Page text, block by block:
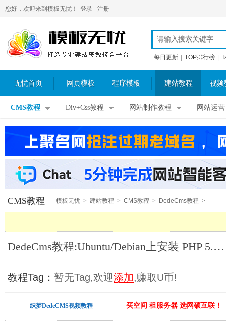
您好，欢迎来到模板无忧！ 登录 注册
每日更新 TOP排行榜
无忧首页 网页模板 程序模板 建站教程 视频
CMS教程 Div+Css教程 网站制作教程 网站运营
CMS教程 模板无忧 > 建站教程 > CMS教程 > DedeCms教程 >
DedeCms教程:Ubuntu/Debian上安装 PHP 5.3, Nginx 和 PHP-fpm_DedeCms教程
教程Tag： 暂无Tag,欢迎添加,赚取U币!
织梦DedeCMS视频教程 买空间 租服务器 选网硕互联！